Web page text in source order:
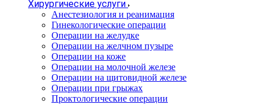
Хирургические услуги
Анестезиология и реанимация
Гинекологические операции
Операции на желудке
Операции на желчном пузыре
Операции на коже
Операции на молочной железе
Операции на щитовидной железе
Операции при грыжах
Проктологические операции